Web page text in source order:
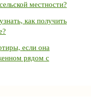
местности?
как получить
если она
рядом с